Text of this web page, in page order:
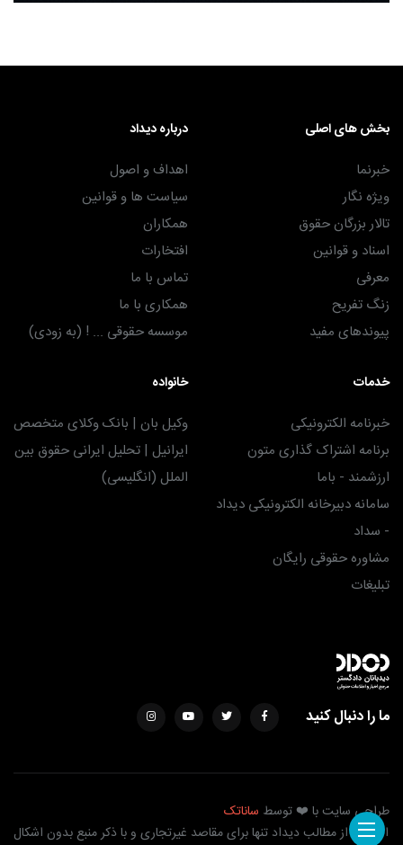
بخش های اصلی
خبرنما
ویژه نگار
تالار بزرگان حقوق
اسناد و قوانین
معرفی
زنگ تفریح
پیوندهای مفید
درباره دیداد
اهداف و اصول
سیاست ها و قوانین
همکاران
افتخارات
تماس با ما
همکاری با ما
موسسه حقوقی ... ! (به زودی)
خدمات
خبرنامه الکترونیکی
برنامه اشتراک گذاری متون
ارزشمند - باما
سامانه دبیرخانه الکترونیکی دیداد
- سداد
مشاوره حقوقی رایگان
تبلیغات
خانواده
وکیل بان | بانک وکلای متخصص
ایرانیل | تحلیل ایرانی حقوق بین
الملل (انگلیسی)
ما را دنبال کنید
طراحی سایت با ❤️ توسط ساناتک
استفاده از مطالب دیداد تنها برای مقاصد غیرتجاری و با ذکر منبع بدون اشکال